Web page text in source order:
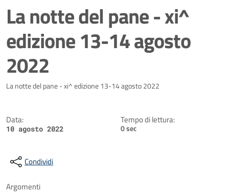
La notte del pane - xi^
edizione 13-14 agosto
2022
Dettagli della notizia
La notte del pane - xi^ edizione 13-14 agosto 2022
Data:
10 agosto 2022
Tempo di lettura:
0 sec
Condividi
Argomenti